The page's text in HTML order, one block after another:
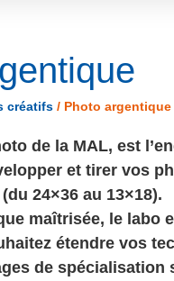
créatifs / Photo argentique
de la MAL, est
et tirer vos
24×36 au 13×18).
maîtrisée, le labo
étendre vos
de spécialisation